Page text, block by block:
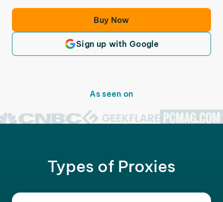
Buy Now
Sign up with Google
As seen on
Types of Proxies